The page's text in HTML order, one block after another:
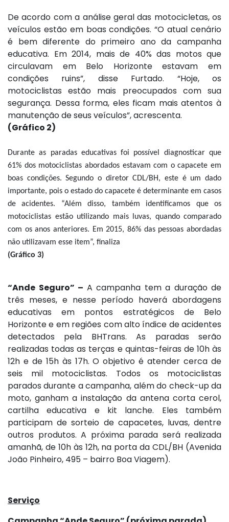
De acordo com a análise geral das motocicletas, os
veículos estão em boas condições. “O atual cenário
é bem diferente do primeiro ano da campanha
educativa. Em 2014, mais de 40% das motos que
circulavam em Belo Horizonte estavam em
condições ruins”, disse Furtado. “Hoje, os
motociclistas estão mais preocupados com sua
segurança. Dessa forma, eles ficam mais atentos à
manutenção de seus veículos”, acrescenta.
(Gráfico 2)
Durante as paradas educativas foi possível diagnosticar que
61% dos motociclistas abordados estavam com o capacete em
boas condições. Segundo o diretor CDL/BH, este é um dado
importante, pois o estado do capacete é determinante em casos
de acidentes. “Além disso, também identificamos que os
motociclistas estão utilizando mais luvas, quando comparado
com os anos anteriores. Em 2015, 86% das pessoas abordadas
não utilizavam esse item”, finaliza
(Gráfico 3)
“Ande Seguro” – A campanha tem a duração de
três meses, e nesse período haverá abordagens
educativas em pontos estratégicos de Belo
Horizonte e em regiões com alto índice de acidentes
detectados pela BHTrans. As paradas serão
realizadas todas as terças e quintas-feiras de 10h às
12h e de 15h às 17h. O objetivo é atender cerca de
seis mil motociclistas. Todos os motociclistas
parados durante a campanha, além do check-up da
moto, ganham a instalação da antena corta cerol,
cartilha educativa e kit lanche. Eles também
participam de sorteio de capacetes, luvas, dentre
outros produtos. A próxima parada será realizada
amanhã, de 10h às 12h, na porta da CDL/BH (Avenida
João Pinheiro, 495 – bairro Boa Viagem).
Serviço